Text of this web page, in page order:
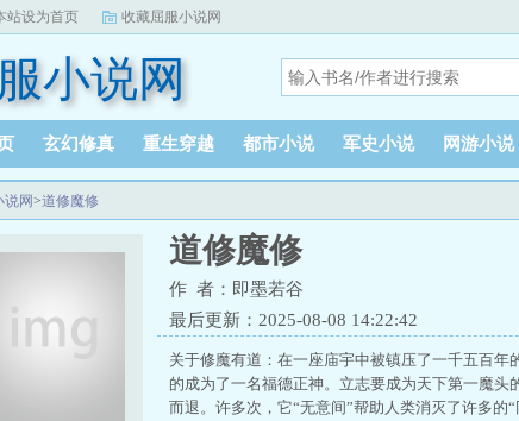
站设为首页 收藏屈服小说网
小说网
玄幻修真 重生穿越 都市小说 军史小说 网游小说
说网>道修魔修
道修魔修
作 者：即墨若谷
最后更新：2025-08-08 14:22:42
关于修魔有道：在一座庙宇中被镇压了一千五百
的成为了一名福德正神。立志要成为天下第一魔
而退。许多次，它“无意间”帮助人类消灭了许多的